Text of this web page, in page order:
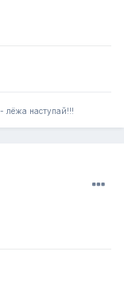
лёжа наступай!!!